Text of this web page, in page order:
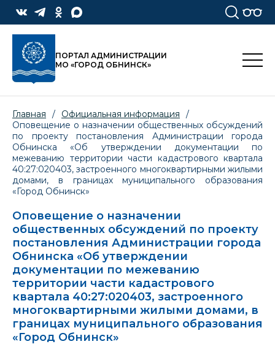
ПОРТАЛ АДМИНИСТРАЦИИ
МО «ГОРОД ОБНИНСК»
Главная / Официальная информация
/
Оповещение о назначении общественных обсуждений
по проекту постановления Администрации города
Обнинска «Об утверждении документации по
межеванию территории части кадастрового квартала
40:27:020403, застроенного многоквартирными жилыми
домами, в границах муниципального образования
«Город Обнинск»
Оповещение о назначении
общественных обсуждений по проекту
постановления Администрации города
Обнинска «Об утверждении
документации по межеванию
территории части кадастрового
квартала 40:27:020403, застроенного
многоквартирными жилыми домами, в
границах муниципального образования
«Город Обнинск»